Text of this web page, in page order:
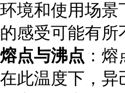
环境和使用场景
的感受可能有所
熔点与沸点 ：
在此温度下，异